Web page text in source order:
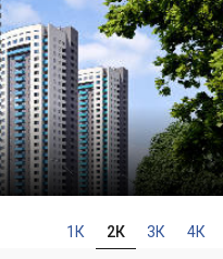
1К 2К 3К 4К